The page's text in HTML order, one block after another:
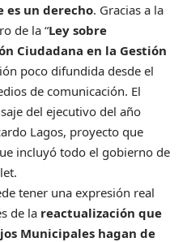
es un derecho. Gracias a la
de la “Ley sobre
Ciudadana en la Gestión
poco difundida desde el
de comunicación. El
del ejecutivo del año
Lagos, proyecto que
incluyó todo el gobierno de
tener una expresión real
de la reactualización que
Municipales hagan de